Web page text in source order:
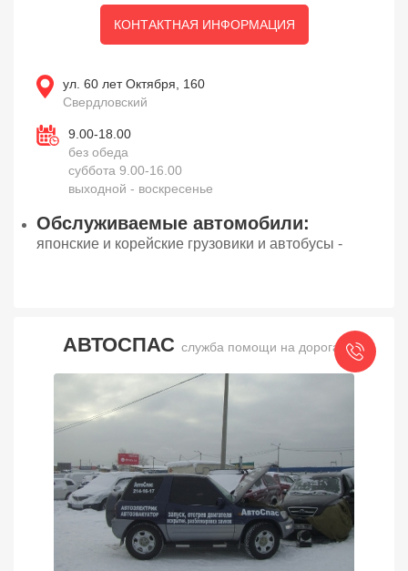
КОНТАКТНАЯ ИНФОРМАЦИЯ
ул. 60 лет Октября, 160
Свердловский
9.00-18.00
без обеда
суббота 9.00-16.00
выходной - воскресенье
Обслуживаемые автомобили:
японские и корейские грузовики и автобусы -
АВТОСПАС служба помощи на дорогах